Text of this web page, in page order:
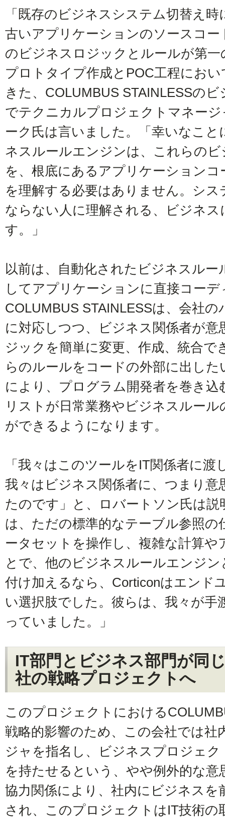
「既存のビジネスシステム切替え
古いアプリケーションのソースコ
のビジネスロジックとルールが第
プロトタイプ作成とPOC工程にお
きた、COLUMBUS STAINLESSの
でテクニカルプロジェクトマネー
ーク氏は言いました。「幸いなこと
ネスルールエンジンは、これらの
を、根底にあるアプリケーション
を理解する必要はありません。シ
ならない人に理解される、ビジネ
す。」
以前は、自動化されたビジネスル
してアプリケーションに直接コー
COLUMBUS STAINLESSは、会社
に対応しつつ、ビジネス関係者が
ジックを簡単に変更、作成、統合
らのルールをコードの外部に出し
により、プログラム開発者を巻き
リストが日常業務やビジネスルー
ができるようになります。
「我々はこのツールをIT関係者に
我々はビジネス関係者に、つまり
たのです」と、ロバートソン氏は説
は、ただの標準的なテーブル参照
ータセットを操作し、複雑な計算
とで、他のビジネスルールエンジ
付け加えるなら、Corticonはエンド
い選択肢でした。彼らは、我々が手
っていました。」
IT部門とビジネス部門が同
社の戦略プロジェクトへ
このプロジェクトにおける
戦略的影響のため、この会社では
ジャを指名し、ビジネスプロジェ
を持たせるという、やや例外的な
協力関係により、社内にビジネスを
され、このプロジェクトはIT技術